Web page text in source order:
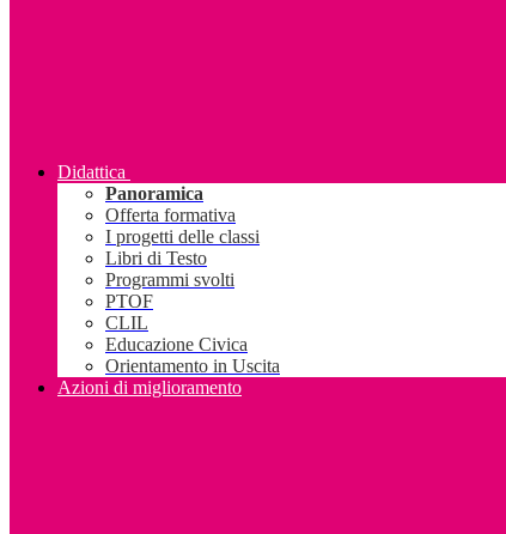
Didattica
Panoramica
Offerta formativa
I progetti delle classi
Libri di Testo
Programmi svolti
PTOF
CLIL
Educazione Civica
Orientamento in Uscita
Azioni di miglioramento